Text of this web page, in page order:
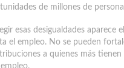
de millones de
esas desigualdades aparece
el empleo. No se pueden
a quienes más